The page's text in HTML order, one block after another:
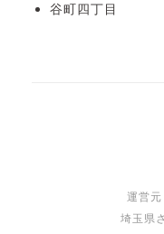
谷町四丁目
運営元
埼玉県